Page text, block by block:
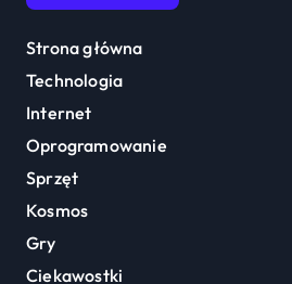
Strona główna
Technologia
Internet
Oprogramowanie
Sprzęt
Kosmos
Gry
Ciekawostki